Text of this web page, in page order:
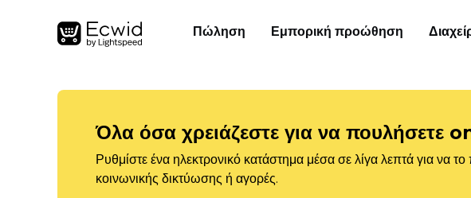
Πώληση Εμπορική προώθηση
Όλα όσα χρειάζεστε για να πουλήσετε
Ρυθμίστε ένα ηλεκτρονικό κατάστημα μέσα σε λίγα λεπτά για να
κοινωνικής δικτύωσης ή αγορές.